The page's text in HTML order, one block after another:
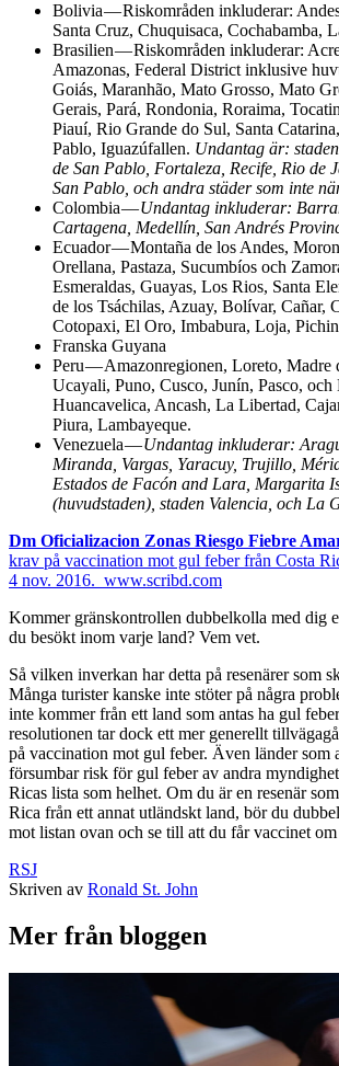
Bolivia — Riskområden inkluderar:
Santa Cruz, Chuquisaca, Cochabamba,
Brasilien — Riskområden inkluderar:
Amazonas, Federal District inklusive
Goiás, Maranhão, Mato Grosso, Mato
Gerais, Pará, Rondonia, Roraima,
Piauí, Rio Grande do Sul, Santa
Pablo, Iguazúfallen. Undantag är:
de San Pablo, Fortaleza, Recife, Rio de
San Pablo, och andra städer som inte
Colombia —Undantag inkluderar:
Cartagena, Medellín, San Andrés
Ecuador — Montaña de los Andes,
Orellana, Pastaza, Sucumbíos och
Esmeraldas, Guayas, Los Rios, Santa
de los Tsáchilas, Azuay, Bolívar, Cañar,
Cotopaxi, El Oro, Imbabura, Loja,
Franska Guyana
Peru — Amazonregionen, Loreto, Madre
Ucayali, Puno, Cusco, Junín, Pasco,
Huancavelica, Ancash, La Libertad,
Piura, Lambayeque.
Venezuela —Undantag inkluderar:
Miranda, Vargas, Yaracuy, Trujillo,
Estados de Facón and Lara, Margarita
(huvudstaden), staden Valencia, och La
Dm Oficializacion Zonas Riesgo Fiebre
krav på vaccination mot gul feber från Costa
4 nov. 2016._www.scribd.com
Kommer gränskontrollen dubbelkolla med dig
du besökt inom varje land? Vem vet.
Så vilken inverkan har detta på resenärer som
Många turister kanske inte stöter på några
inte kommer från ett land som antas ha gul
resolutionen tar dock ett mer generellt
på vaccination mot gul feber. Även länder som
försumbar risk för gul feber av andra
Ricas lista som helhet. Om du är en resenär
Rica från ett annat utländskt land, bör du
mot listan ovan och se till att du får vaccinet
RSJ
Skriven av Ronald St. John
Mer från bloggen